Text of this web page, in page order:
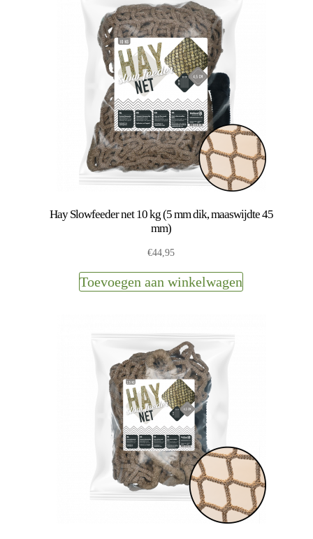
Hay Slowfeeder net 10 kg (5 mm dik, maaswijdte 45
mm)
€44,95
Toevoegen aan winkelwagen